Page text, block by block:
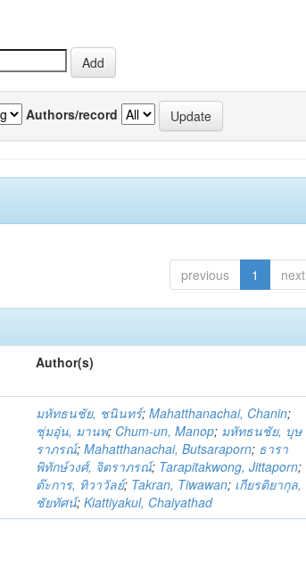
Authors/record
previous 1 next
Author(s)
มหัทธนชัย, ชนินทร์;Mahatthanachai, Chanin;
ชุ่มอุ่น, มานพ; Chum-un, Manop; มหัทธนชัย, บุษ
ราภรณ์;Mahatthanachai, Butsaraporn; ธารา
พิทักษ์วงศ์, จิตราภรณ์; Tarapitakwong, Jittaporn;
ต๊ะการ, ทิวาวัลย์; Takran, Tiwawan; เกียรติยากุล,
ชัยทัศน์;Kiattiyakul, Chaiyathad